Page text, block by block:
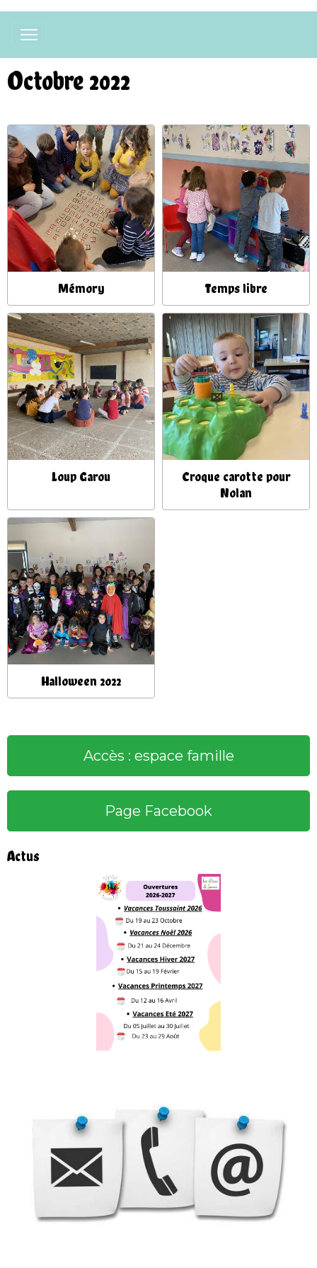
Octobre 2022
Mémory Temps libre
Loup Garou
Croque carotte pour
Nolan
Halloween 2022
Accès : espace famille
Page Facebook
Actus